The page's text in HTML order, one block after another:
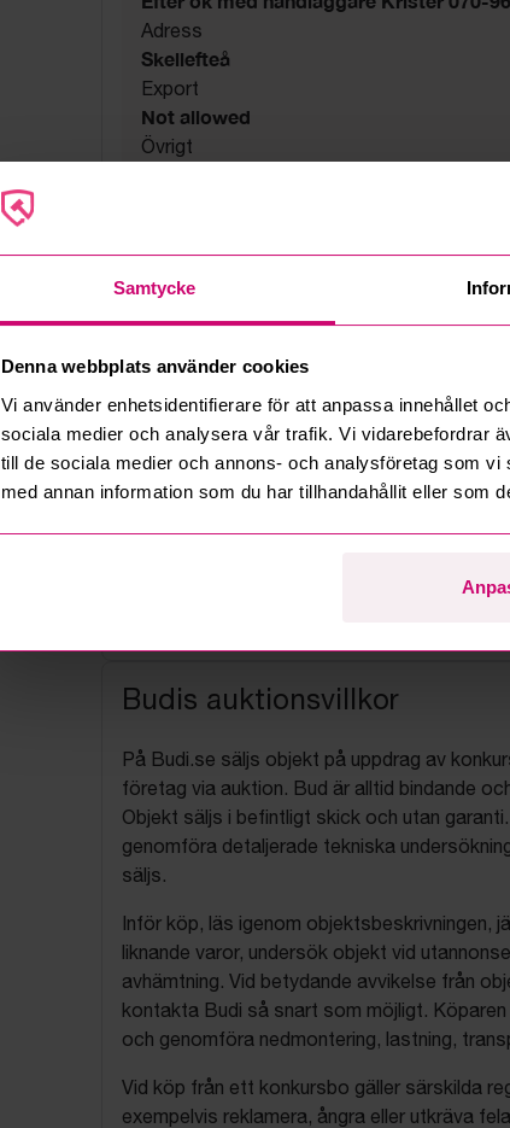
Samtycke
Denna webbplats använder cookies
Vi använder enhetsidentifierare för att anpassa innehållet
sociala medier och analysera vår trafik. Vi vidarebefordrar
till de sociala medier och annons- och analysföretag som
med annan information som du har tillhandahållit eller som
Adress
Skellefteå
Export
Not allowed
Övrigt
Budis auktionsvillkor
På Budi.se säljs objekt på uppdrag av
företag via auktion. Bud är alltid bindande
Objekt säljs i befintligt skick och utan
genomföra detaljerade tekniska
säljs.
Inför köp, läs igenom objektsbeskrivningen,
liknande varor, undersök objekt vid
avhämtning. Vid betydande avvikelse från
kontakta Budi så snart som möjligt.
och genomföra nedmontering, lastning,
Vid köp från ett konkursbo gäller särskilda
exempelvis reklamera, ångra eller utkräva